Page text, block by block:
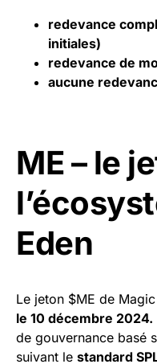
redevance
initiales)
redevance de
aucune
ME – le
Eden
Le jeton $ME de
le 10 décembre 2024.
de gouvernance basé
suivant le standard